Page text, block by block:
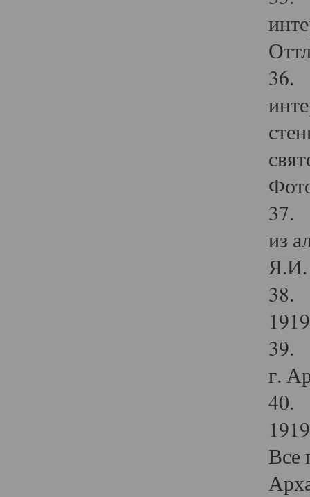
36.
37.
из
Я.И.
38.
39.
г.
40.
Все